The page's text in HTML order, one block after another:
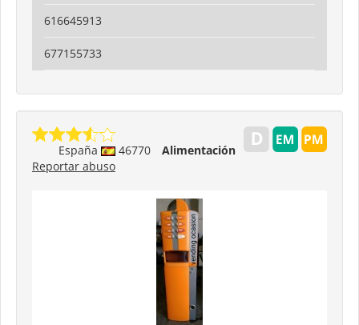
616645913
677155733
España 46770
Alimentación
Reportar abuso